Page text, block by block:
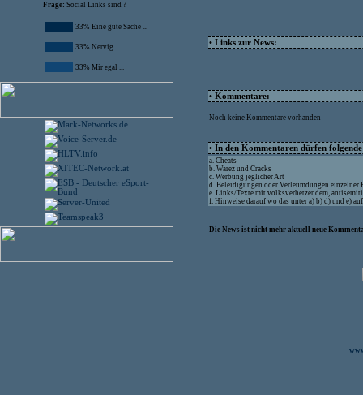
Frage: Social Links sind ?
33% Eine gute Sache ...
33% Nervig ...
33% Mir egal ...
• Links zur News:
• Kommentare:
Noch keine Kommentare vorhanden
• In den Kommentaren dürfen
a. Cheats
b. Warez und Cracks
c. Werbung jeglicher Art
d. Beleidigungen oder Verleumdungen einzelner
e. Links/Texte mit volksverhetzendem,
f. Hinweise darauf wo das unter a) b) d) und e)
Die News ist nicht mehr aktuell neue